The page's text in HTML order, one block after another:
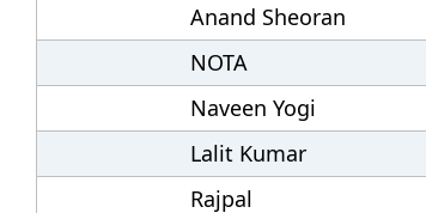
Anand Sheoran
NOTA
Naveen Yogi
Lalit Kumar
Rajpal